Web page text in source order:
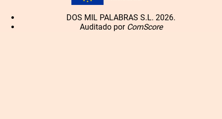
DOS MIL PALABRAS S.L. 2026.
Auditado por ComScore